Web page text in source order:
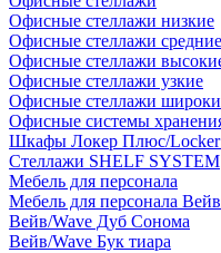
Офисные стеллажи низкие
Офисные стеллажи средние
Офисные стеллажи
Офисные стеллажи узкие
Офисные стеллажи
Офисные системы
Шкафы Локер Плюс/Locker
Стеллажи SHELF SYSTEM
Мебель для персонала
Мебель для персонала
Вейв/Wave Дуб Сонома
Вейв/Wave Бук тиара